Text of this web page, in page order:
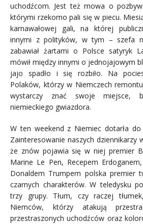
uchodźcom. Jest też mowa o
którymi rzekomo pali się w piecu.
karnawałowej gali, na której
innymi z polityków, w tym – szefa
zabawiał żartami o Polsce satyryk
mówił między innymi o jednojajowym
jajo spadło i się rozbiło. Na
Polaków, którzy w Niemczech
wystarczy znać swoje miejsce,
niemieckiego gwiazdora.
W ten weekend z Niemiec dotarła
Zainteresowanie naszych dziennikarzy
że znów pojawia się w niej premier
Marine Le Pen, Recepem
Donaldem Trumpem polska premier
czarnych charakterów. W teledysku
trzy grupy. Tłum, czy raczej
Niemców, którzy atakują
przestraszonych uchodźców oraz